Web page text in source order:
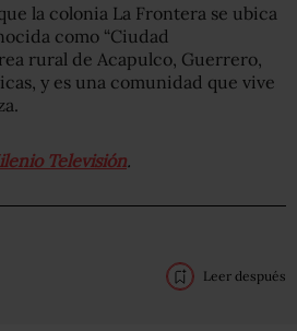
la colonia La Frontera se ubica
como “Ciudad
rural de Acapulco, Guerrero,
y es una comunidad que vive
Televisión.
Leer después